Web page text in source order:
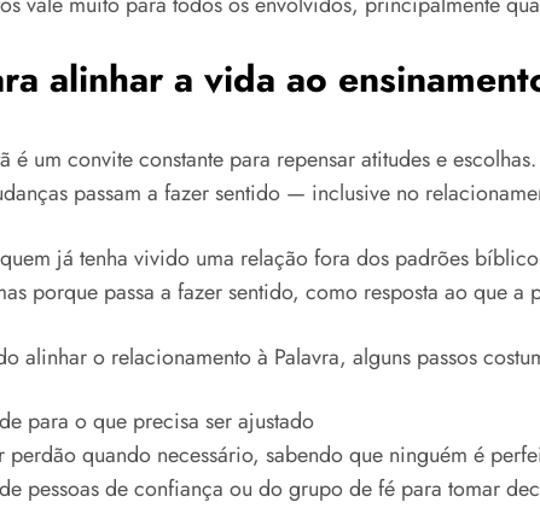
alinhar a vida ao
é um convite constante para repensar atitudes e
passam a fazer sentido — inclusive no
já tenha vivido uma relação fora dos padrões
porque passa a fazer sentido, como resposta ao que a
alinhar o relacionamento à Palavra, alguns passos
para o que precisa ser ajustado
quando necessário, sabendo que ninguém é
pessoas de confiança ou do grupo de fé para tomar